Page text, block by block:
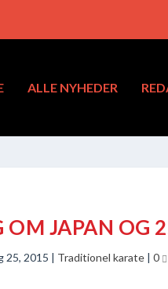
ALLE NYHEDER
JAPAN OG
25, 2015 | Traditionel karate |0